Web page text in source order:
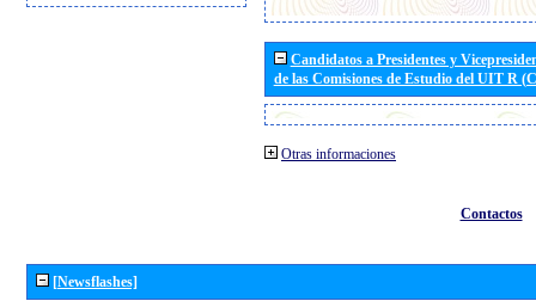
Candidatos a Presidentes y
de las Comisiones de Estudio del UIT R
Otras informaciones
Contactos
[Newsflashes]